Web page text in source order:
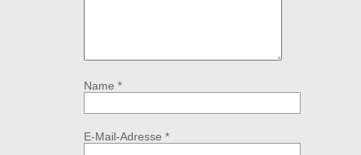
Name *
E-Mail-Adresse *